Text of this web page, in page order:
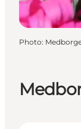
Photo: